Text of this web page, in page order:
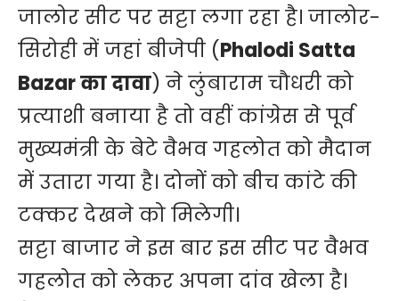
जालोर सीट पर सट्टा लगा रहा है। जालोर-
सिरोही में जहां बीजेपी (Phalodi Satta
Bazar का दावा) ने लुंबाराम चौधरी को
प्रत्याशी बनाया है तो वहीं कांग्रेस से पूर्व
मुख्यमंत्री के बेटे वैभव गहलोत को मैदान
में उतारा गया है। दोनों को बीच कांटे की
टक्कर देखने को मिलेगी।
सट्टा बाजार ने इस बार इस सीट पर वैभव
गहलोत को लेकर अपना दांव खेला है।